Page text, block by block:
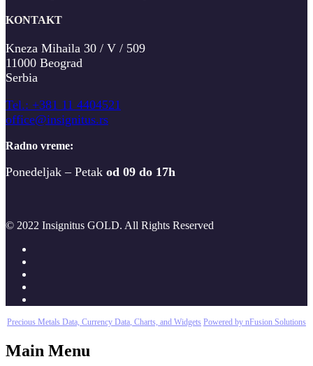
KONTAKT
Kneza Mihaila 30 / V / 509
11000 Beograd
Serbia
Tel.: +381 11 4404521
office@insignitus.rs
Radno vreme:
Ponedeljak – Petak od 09 do 17h
© 2022 Insignitus GOLD. All Rights Reserved
Precious Metals Data, Currency Data, Charts, and Widgets Powered by nFusion Solutions
Main Menu